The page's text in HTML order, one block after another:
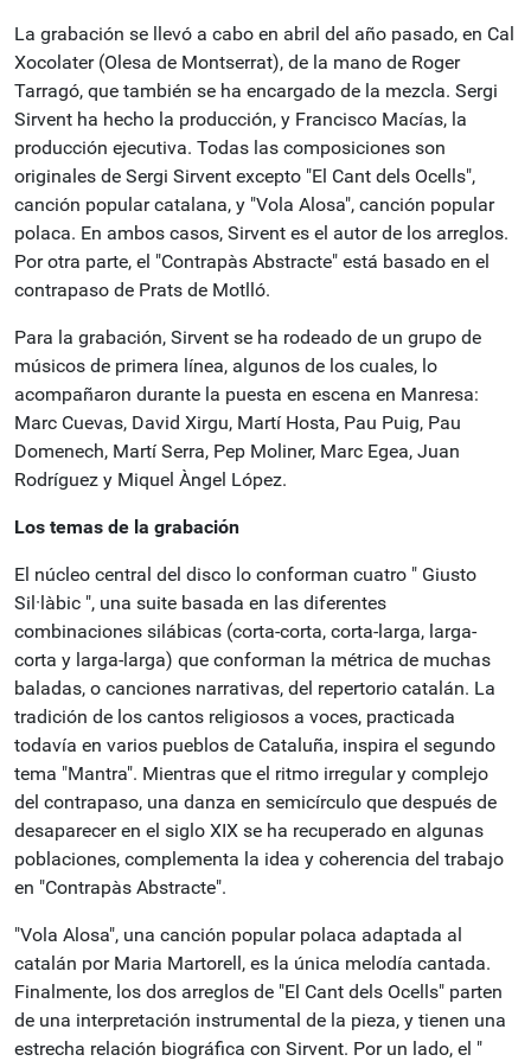
La grabación se llevó a cabo en abril del año pasado, en Cal
Xocolater (Olesa de Montserrat), de la mano de Roger
Tarragó, que también se ha encargado de la mezcla. Sergi
Sirvent ha hecho la producción, y Francisco Macías, la
producción ejecutiva. Todas las composiciones son
originales de Sergi Sirvent excepto "El Cant dels Ocells",
canción popular catalana, y "Vola Alosa", canción popular
polaca. En ambos casos, Sirvent es el autor de los arreglos.
Por otra parte, el "Contrapàs Abstracte" está basado en el
contrapaso de Prats de Motlló.
Para la grabación, Sirvent se ha rodeado de un grupo de
músicos de primera línea, algunos de los cuales, lo
acompañaron durante la puesta en escena en Manresa:
Marc Cuevas, David Xirgu, Martí Hosta, Pau Puig, Pau
Domenech, Martí Serra, Pep Moliner, Marc Egea, Juan
Rodríguez y Miquel Àngel López.
Los temas de la grabación
El núcleo central del disco lo conforman cuatro " Giusto
Sil·làbic ", una suite basada en las diferentes
combinaciones silábicas (corta-corta, corta-larga, larga-
corta y larga-larga) que conforman la métrica de muchas
baladas, o canciones narrativas, del repertorio catalán. La
tradición de los cantos religiosos a voces, practicada
todavía en varios pueblos de Cataluña, inspira el segundo
tema "Mantra". Mientras que el ritmo irregular y complejo
del contrapaso, una danza en semicírculo que después de
desaparecer en el siglo XIX se ha recuperado en algunas
poblaciones, complementa la idea y coherencia del trabajo
en "Contrapàs Abstracte".
"Vola Alosa", una canción popular polaca adaptada al
catalán por Maria Martorell, es la única melodía cantada.
Finalmente, los dos arreglos de "El Cant dels Ocells" parten
de una interpretación instrumental de la pieza, y tienen una
estrecha relación biográfica con Sirvent. Por un lado, el "